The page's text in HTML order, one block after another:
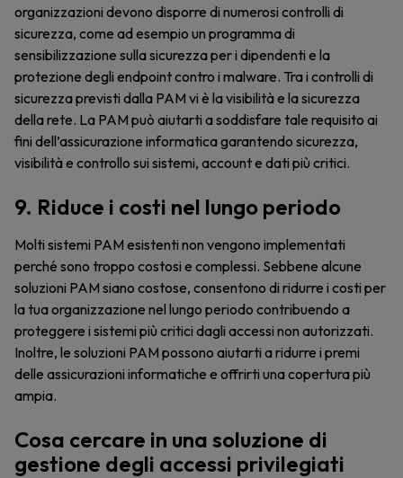
organizzazioni devono disporre di numerosi controlli di
sicurezza, come ad esempio un programma di
sensibilizzazione sulla sicurezza per i dipendenti e la
protezione degli endpoint contro i malware. Tra i controlli di
sicurezza previsti dalla PAM vi è la visibilità e la sicurezza
della rete. La PAM può aiutarti a soddisfare tale requisito ai
fini dell’assicurazione informatica garantendo sicurezza,
visibilità e controllo sui sistemi, account e dati più critici.
9. Riduce i costi nel lungo periodo
Molti sistemi PAM esistenti non vengono implementati
perché sono troppo costosi e complessi. Sebbene alcune
soluzioni PAM siano costose, consentono di ridurre i costi per
la tua organizzazione nel lungo periodo contribuendo a
proteggere i sistemi più critici dagli accessi non autorizzati.
Inoltre, le soluzioni PAM possono aiutarti a ridurre i premi
delle assicurazioni informatiche e offrirti una copertura più
ampia.
Cosa cercare in una soluzione di
gestione degli accessi privilegiati